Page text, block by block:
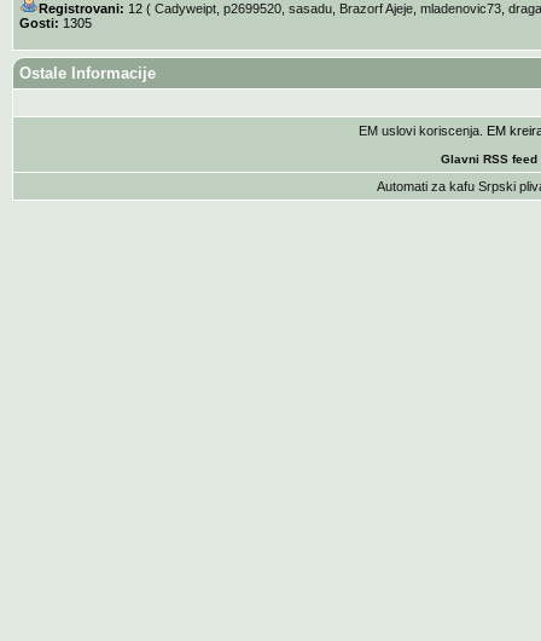
Registrovani: 12 ( Cadyweipt, p2699520, sasadu, Brazorf Ajeje, mladenovic73,
Gosti: 1305
Ostale Informacije
EM uslovi koriscenja . EM
Glavni RSS feed
Automati za kafu Srpski